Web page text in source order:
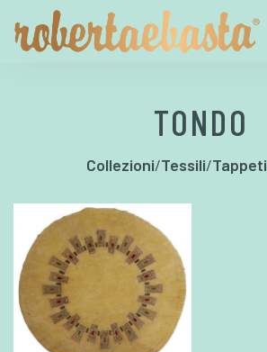
TONDO
Collezioni/Tessili/Tappeti